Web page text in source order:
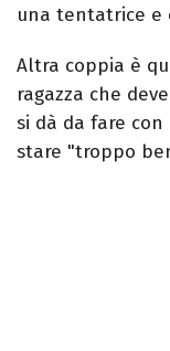
una tentatrice e
Altra coppia è
ragazza che
si dà da fare
stare "troppo